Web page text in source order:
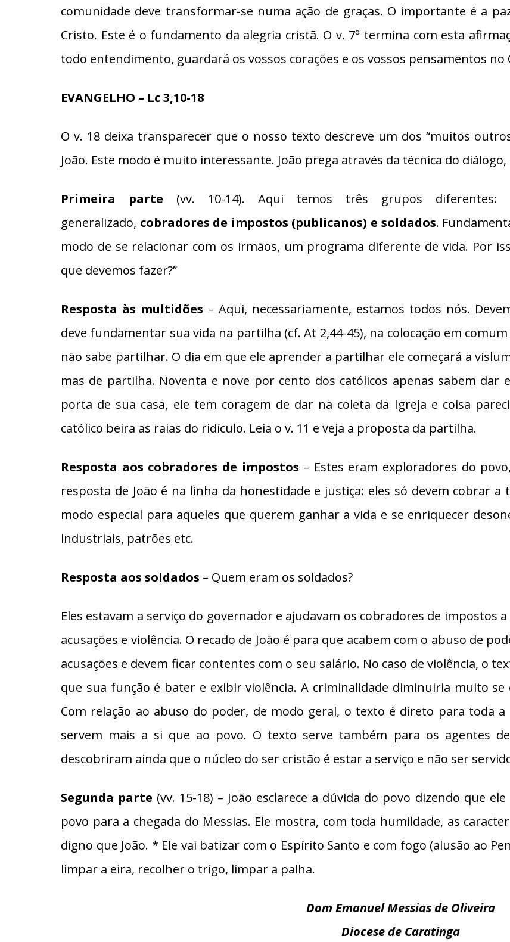
comunidade deve transformar-se numa ação de graças. O importante é a
Cristo. Este é o fundamento da alegria cristã. O v. 7º termina com esta
todo entendimento, guardará os vossos corações e os vossos pensamentos no
EVANGELHO – Lc 3,10-18
O v. 18 deixa transparecer que o nosso texto descreve um dos “muitos
João. Este modo é muito interessante. João prega através da técnica do
Primeira parte (vv. 10-14). Aqui temos três grupos diferentes:
generalizado, cobradores de impostos (publicanos) e soldados.
modo de se relacionar com os irmãos, um programa diferente de vida. Por
que devemos fazer?”
Resposta às multidões – Aqui, necessariamente, estamos todos nós.
deve fundamentar sua vida na partilha (cf. At 2,44-45), na colocação em
não sabe partilhar. O dia em que ele aprender a partilhar ele começará a
mas de partilha. Noventa e nove por cento dos católicos apenas sabem dar
porta de sua casa, ele tem coragem de dar na coleta da Igreja e coisa
católico beira as raias do ridículo. Leia o v. 11 e veja a proposta da partilha.
Resposta aos cobradores de impostos – Estes eram exploradores do
resposta de João é na linha da honestidade e justiça: eles só devem cobrar a
modo especial para aqueles que querem ganhar a vida e se enriquecer
industriais, patrões etc.
Resposta aos soldados – Quem eram os soldados?
Eles estavam a serviço do governador e ajudavam os cobradores de impostos
acusações e violência. O recado de João é para que acabem com o abuso de
acusações e devem ficar contentes com o seu salário. No caso de violência, o
que sua função é bater e exibir violência. A criminalidade diminuiria muito se
Com relação ao abuso do poder, de modo geral, o texto é direto para toda
servem mais a si que ao povo. O texto serve também para os agentes
descobriram ainda que o núcleo do ser cristão é estar a serviço e não ser
Segunda parte (vv. 15-18) – João esclarece a dúvida do povo dizendo que
povo para a chegada do Messias. Ele mostra, com toda humildade, as
digno que João. * Ele vai batizar com o Espírito Santo e com fogo (alusão ao
limpar a eira, recolher o trigo, limpar a palha.
Dom Emanuel Messias de Oliveira
Diocese de Caratinga